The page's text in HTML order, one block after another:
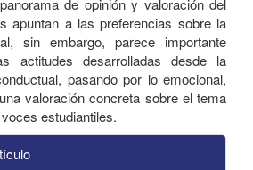
de opinión y valoración del
apuntan a las preferencias sobre la
sin embargo, parece importante
actitudes desarrolladas desde la
pasando por lo emocional,
valoración concreta sobre el tema
estudiantiles.